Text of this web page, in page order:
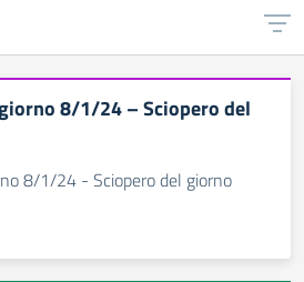
8/1/24 – Sciopero del
8/1/24 - Sciopero del giorno